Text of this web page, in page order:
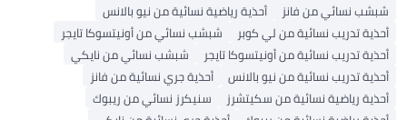
شبشب نسائي من فانز
أحذية رياضية نسائية من نيو بالانس
أحذية تدريب نسائية من لي كوبر
شبشب نسائي من أونيتسوكا تايجر
أحذية تدريب نسائية من أونيتسوكا تايجر
شبشب نسائي من نايكي
أحذية تدريب نسائية من نيو بالانس
أحذية جري نسائية من فانز
أحذية رياضية نسائية من سكيتشرز
سنيكرز نسائي من ريبوك